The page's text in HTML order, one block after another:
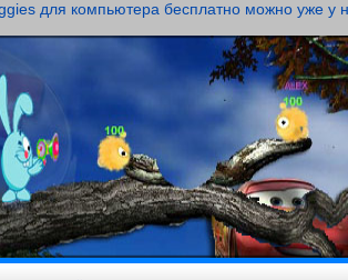
для компьютера бесплатно можно уже у